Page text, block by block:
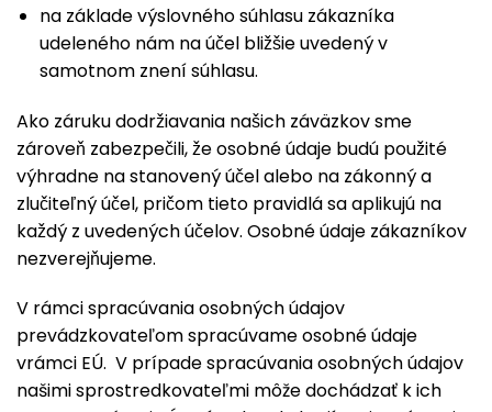
na základe výslovného súhlasu zákazníka
udeleného nám na účel bližšie uvedený v
samotnom znení súhlasu.
Ako záruku dodržiavania našich záväzkov sme
zároveň zabezpečili, že osobné údaje budú použité
výhradne na stanovený účel alebo na zákonný a
zlučiteľný účel, pričom tieto pravidlá sa aplikujú na
každý z uvedených účelov. Osobné údaje zákazníkov
nezverejňujeme.
V rámci spracúvania osobných údajov
prevádzkovateľom spracúvame osobné údaje
vrámci EÚ. V prípade spracúvania osobných údajov
našimi sprostredkovateľmi môže dochádzať k ich